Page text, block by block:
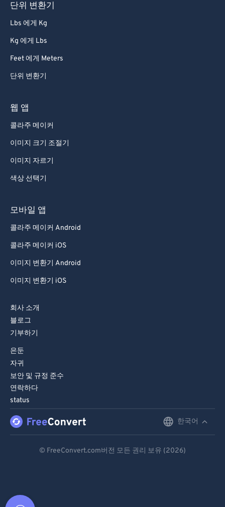
단위 변환기
Lbs 에게 Kg
Kg 에게 Lbs
Feet 에게 Meters
단위 변환기
웹 앱
콜라주 메이커
이미지 크기 조절기
이미지 자르기
색상 선택기
모바일 앱
콜라주 메이커 Android
콜라주 메이커 iOS
이미지 변환기 Android
이미지 변환기 iOS
회사 소개
블로그
기부하기
은둔
자귀
보안 및 규정 준수
연락하다
status
한국어
© FreeConvert.com버전 모든 권리 보유 (2026)